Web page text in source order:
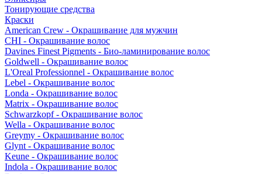
Тонирующие средства
Краски
American Crew - Окрашивание для мужчин
CHI - Окрашивание волос
Davines Finest Pigments - Био-ламинирование волос
Goldwell - Окрашивание волос
L'Oreal Professionnel - Окрашивание волос
Lebel - Окрашивание волос
Londa - Окрашивание волос
Matrix - Окрашивание волос
Schwarzkopf - Окрашивание волос
Wella - Окрашивание волос
Greymy - Окрашивание волос
Glynt - Окрашивание волос
Keune - Окрашивание волос
Indola - Окрашивание волос